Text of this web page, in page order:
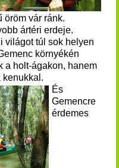
öröm vár ránk.
ártéri erdeje.
világot túl sok helyen
környékén
a holt-ágakon, hanem
kenukkal.
És
Gemencre
érdemes